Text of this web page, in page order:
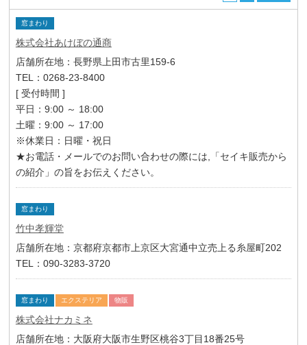
窓まわり
株式会社あけぼの通商
店舗所在地：長野県上田市古里159-6
TEL：0268-23-8400
[ 受付時間 ]
平日：9:00 ～ 18:00
土曜：9:00 ～ 17:00
※休業日：日曜・祝日
★お電話・メールでのお問い合わせの際には,「セイキ販売から
の紹介」の旨をお伝えください。
窓まわり
竹中孝輝堂
店舗所在地：京都府京都市上京区大宮通中立売上る糸屋町202
TEL：090-3283-3720
窓まわり エクステリア 物販
株式会社ナカミネ
店舗所在地：大阪府大阪市生野区桃谷3丁目18番25号